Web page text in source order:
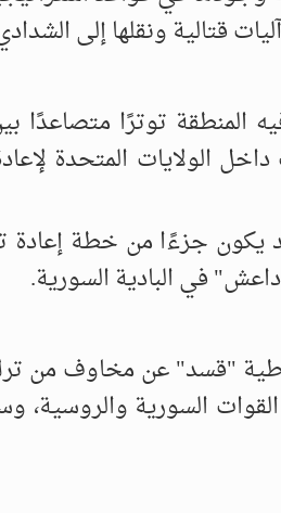
قتالية ونقلها إلى
توترًا متصاعدًا
الولايات المتحدة
جزءًا من خطة إعادة
في البادية السورية.
"قسد" عن مخاوف من
السورية